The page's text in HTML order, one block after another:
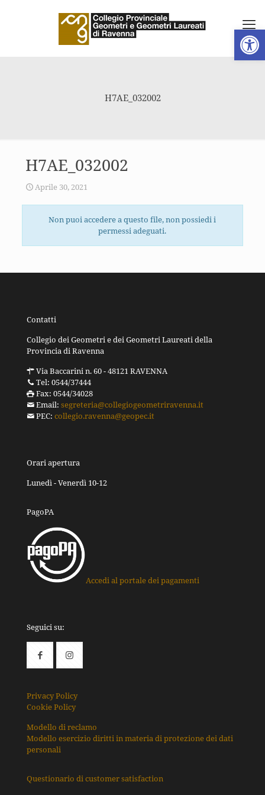
Apri
H7AE_032002
H7AE_032002
Aprile 30, 2021
Non puoi accedere a questo file, non possiedi i
permessi adeguati.
Contatti
Collegio dei Geometri e dei Geometri Laureati della
Provincia di Ravenna
Via Baccarini n. 60 - 48121 RAVENNA
Tel: 0544/37444
Fax: 0544/34028
Email: segreteria@collegiogeometriravenna.it
PEC: collegio.ravenna@geopec.it
Orari apertura
Lunedì - Venerdì 10-12
PagoPA
Accedi al portale dei pagamenti
Seguici su:
Privacy Policy
Cookie Policy
Modello di reclamo
Modello esercizio diritti in materia di protezione dei dati
personali
Questionario di customer satisfaction